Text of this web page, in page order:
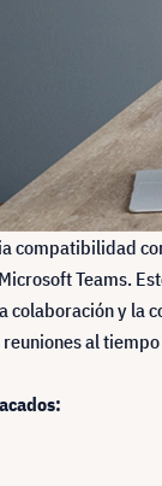
compatibilidad
Teams.
y la
al